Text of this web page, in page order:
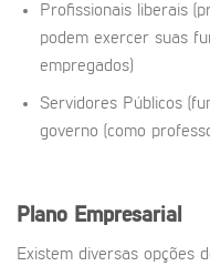
Profissionais liberais
podem exercer suas
empregados)
Servidores Públicos
governo (como
Plano Empresarial
Existem diversas opções